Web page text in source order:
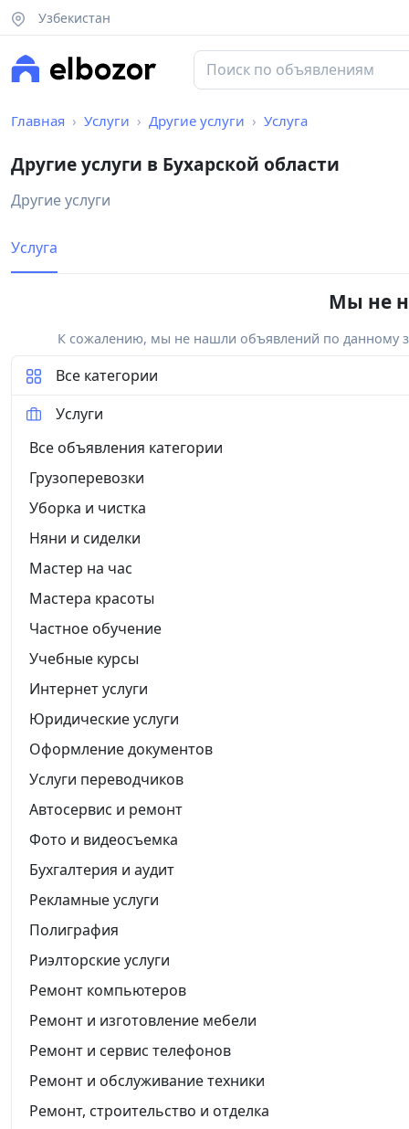
Узбекистан
Главная Услуги Другие услуги Услуга
Другие услуги в Бухарской области
Другие услуги
Услуга
Мы не
К сожалению, мы не нашли объявлений по данному
Все категории
Услуги
Все объявления категории
Грузоперевозки
Уборка и чистка
Няни и сиделки
Мастер на час
Мастера красоты
Частное обучение
Учебные курсы
Интернет услуги
Юридические услуги
Оформление документов
Услуги переводчиков
Автосервис и ремонт
Фото и видеосъемка
Бухгалтерия и аудит
Рекламные услуги
Полиграфия
Риэлторские услуги
Ремонт компьютеров
Ремонт и изготовление мебели
Ремонт и сервис телефонов
Ремонт и обслуживание техники
Ремонт, строительство и отделка